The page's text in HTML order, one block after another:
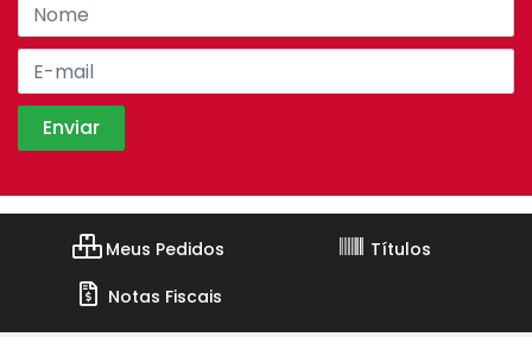
Meus Pedidos
Títulos
Notas Fiscais